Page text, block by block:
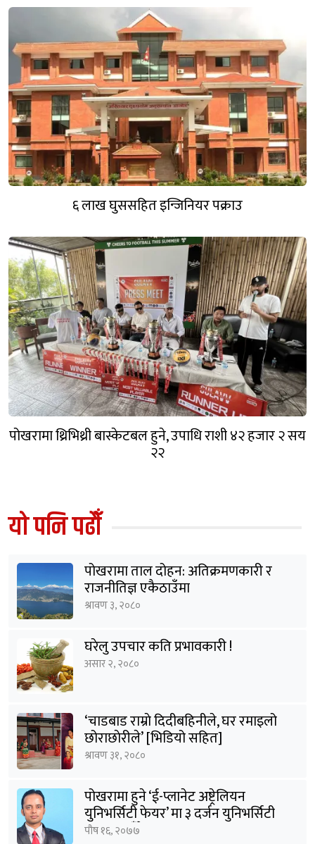
६ लाख घुससहित इन्जिनियर पक्राउ
पोखरामा थ्रिभिथ्री बास्केटबल हुने, उपाधि राशी ४२ हजार २ सय
२२
यो पनि पढौँ
पोखरामा ताल दोहन: अतिक्रमणकारी र
राजनीतिज्ञ एकैठाउँमा
श्रावण ३, २०८०
घरेलु उपचार कति प्रभावकारी !
असार २, २०८०
‘चाडबाड राम्राे दिदीबहिनीले, घर रमाइलो
छोराछाेरीले’ [भिडियो सहित]
श्रावण ३१, २०८०
पोखरामा हुने ‘ई-प्लानेट अष्ट्रेलियन
युनिभर्सिटी फेयर’ मा ३ दर्जन युनिभर्सिटी
सहभागी हुँदैछन् : शर्मा
पौष १६, २०७७